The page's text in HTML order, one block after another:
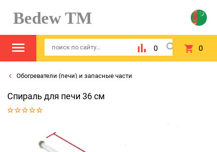
Bedew TM
0 0
Обогреватели (печи) и запасные части
Спираль для печи 36 см